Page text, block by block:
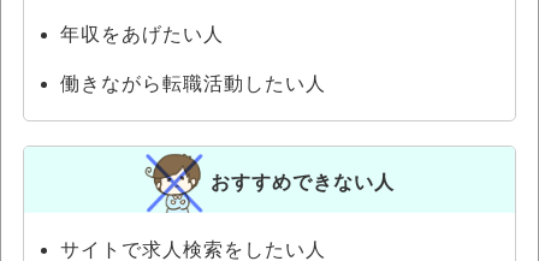
年収をあげたい人
働きながら転職活動したい人
おすすめできない人
サイトで求人検索をしたい人